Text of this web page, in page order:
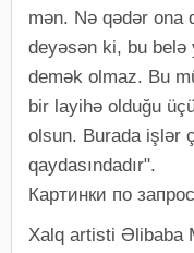
mən. Nə qədər ona
deyəsən ki, bu belə
demək olmaz. Bu
bir layihə olduğu
olsun. Burada işlər
qaydasındadır".
Картинки по
Xalq artisti Əlibaba